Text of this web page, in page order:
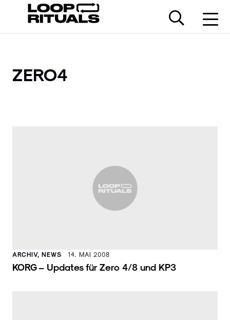
ZERO4
ARCHIV, NEWS 14. MAI 2008
KORG – Updates für Zero 4/8 und KP3